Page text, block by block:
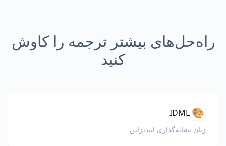
راه‌حل‌های بیشتر ترجمه را کاوش
کنید
🎨
IDML
زبان نشانه‌گذاری ایندیزاین